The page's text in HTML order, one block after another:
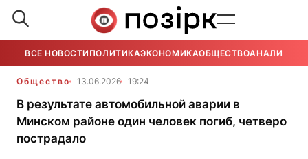
ВСЕ НОВОСТИ ПОЛИТИКАЭКОНОМИКАОБЩЕСТВОАНАЛИТИКА
Общество 13.06.2026 19:24
В результате автомобильной аварии в
Минском районе один человек погиб, четверо
пострадало